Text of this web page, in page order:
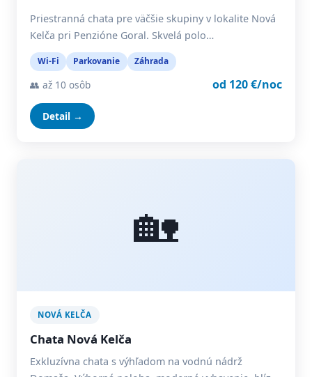
Priestranná chata pre väčšie skupiny v lokalite Nová
Kelča pri Penzióne Goral. Skvelá polo…
Wi-Fi Parkovanie Záhrada
👥 až 10 osôb od 120 €/noc
Detail →
🏡
NOVÁ KELČA
Chata Nová Kelča
Exkluzívna chata s výhľadom na vodnú nádrž